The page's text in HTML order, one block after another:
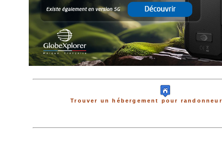
Trouver un hébergement pour